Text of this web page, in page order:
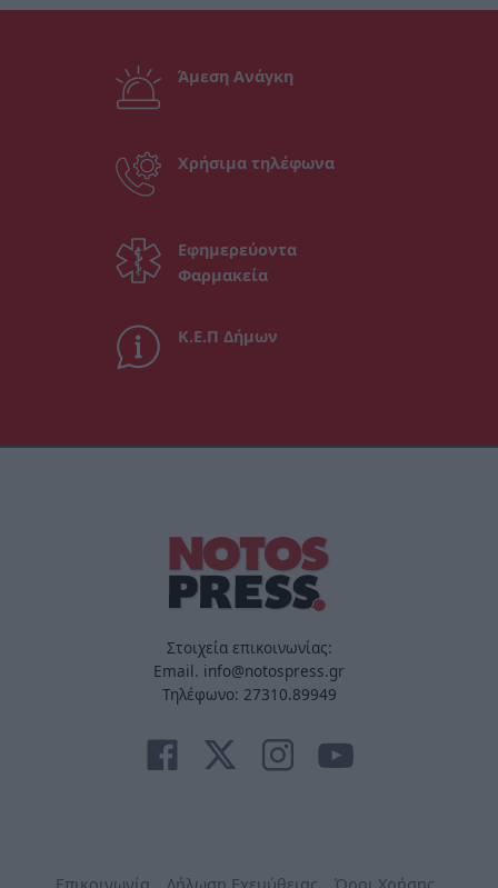
Άμεση Ανάγκη
Χρήσιμα τηλέφωνα
Εφημερεύοντα
Φαρμακεία
Κ.Ε.Π Δήμων
Στοιχεία επικοινωνίας:
Email. info@notospress.gr
Τηλέφωνο: 27310.89949